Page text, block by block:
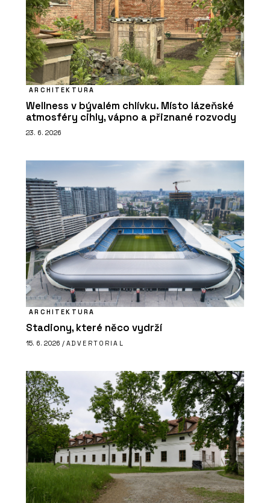
ARCHITEKTURA
Wellness v bývalém chlívku. Místo lázeňské
atmosféry cihly, vápno a přiznané rozvody
23. 6. 2026
ARCHITEKTURA
Stadiony, které něco vydrží
15. 6. 2026 / ADVERTORIAL